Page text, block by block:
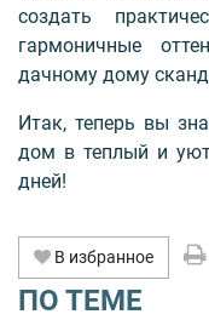
создать
гармоничные
дачному дому
Итак, теперь вы
дом в теплый и
дней!
В избранное
ПО ТЕМЕ